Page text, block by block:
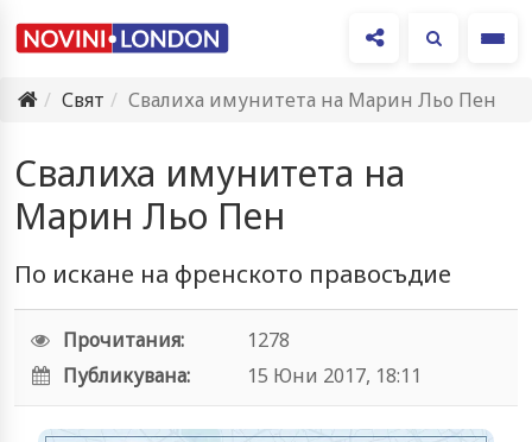
Свят
Свалиха имунитета на Марин Льо Пен
Свалиха имунитета на
Марин Льо Пен
По искане на френското правосъдие
Прочитания:
1278
Публикувана:
15 Юни 2017, 18:11